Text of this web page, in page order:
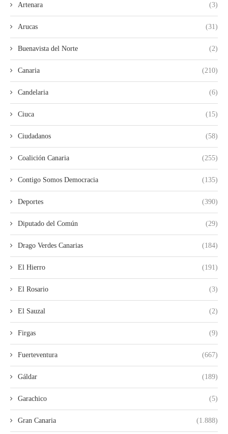
Artenara (3)
Arucas (31)
Buenavista del Norte (2)
Canaria (210)
Candelaria (6)
Ciuca (15)
Ciudadanos (58)
Coalición Canaria (255)
Contigo Somos Democracia (135)
Deportes (390)
Diputado del Común (29)
Drago Verdes Canarias (184)
El Hierro (191)
El Rosario (3)
El Sauzal (2)
Firgas (9)
Fuerteventura (667)
Gáldar (189)
Garachico (5)
Gran Canaria (1.888)